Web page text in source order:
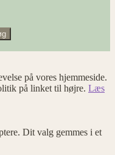
på vores hjemmeside.
på linket til højre. Læs
Dit valg gemmes i et